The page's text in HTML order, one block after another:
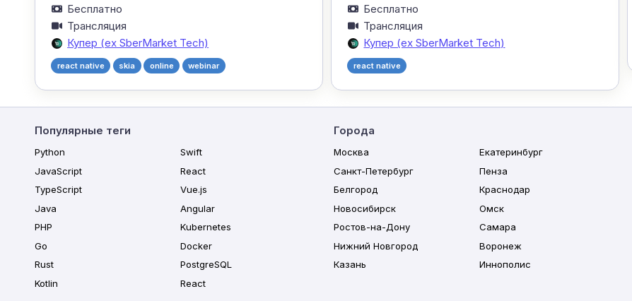
Бесплатно
Трансляция
Купер (ex SberMarket Tech)
react native skia online webinar
Бесплатно
Трансляция
Купер (ex SberMarket Tech)
react native
Популярные теги
Python
JavaScript
TypeScript
Java
PHP
Go
Rust
Kotlin
Swift
React
Vue.js
Angular
Kubernetes
Docker
PostgreSQL
React
Города
Москва
Санкт-Петербург
Белгород
Новосибирск
Ростов-на-Дону
Нижний Новгород
Казань
Екатеринбург
Пенза
Краснодар
Омск
Самара
Воронеж
Иннополис